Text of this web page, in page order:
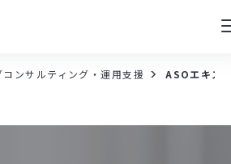
ンサルティング・運用支援 ASOエキス